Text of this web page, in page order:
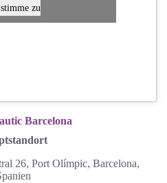
zu
Barcelona
26, Port Olímpic, Barcelona,